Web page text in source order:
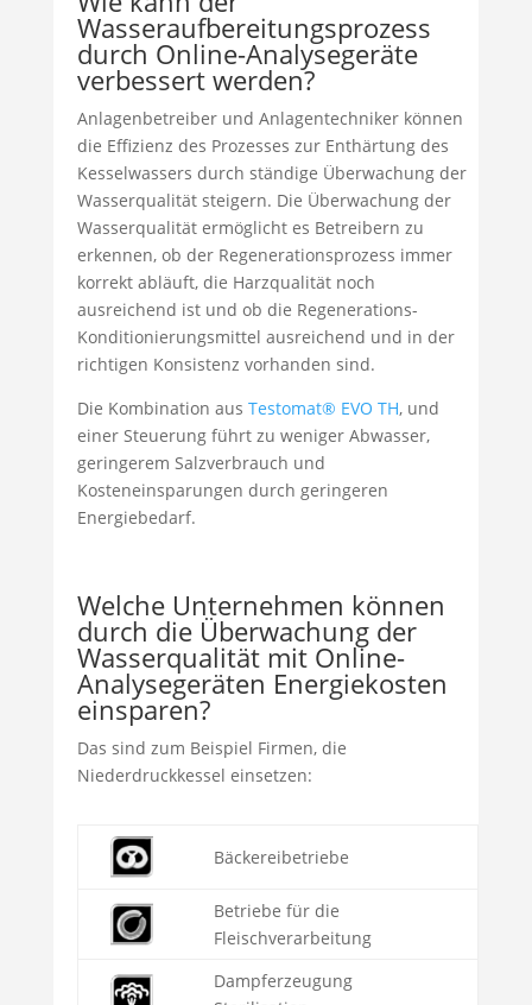
Wasseraufbereitungsprozess
durch Online-Analysegeräte
verbessert werden?
Anlagenbetreiber und Anlagentechniker können
die Effizienz des Prozesses zur Enthärtung des
Kesselwassers durch ständige Überwachung der
Wasserqualität steigern. Die Überwachung der
Wasserqualität ermöglicht es Betreibern zu
erkennen, ob der Regenerationsprozess immer
korrekt abläuft, die Harzqualität noch
ausreichend ist und ob die Regenerations-
Konditionierungsmittel ausreichend und in der
richtigen Konsistenz vorhanden sind.
Die Kombination aus Testomat® EVO TH, und
einer Steuerung führt zu weniger Abwasser,
geringerem Salzverbrauch und
Kosteneinsparungen durch geringeren
Energiebedarf.
Welche Unternehmen können
durch die Überwachung der
Wasserqualität mit Online-
Analysegeräten Energiekosten
einsparen?
Das sind zum Beispiel Firmen, die
Niederdruckkessel einsetzen:
Bäckereibetriebe
Betriebe für die
Fleischverarbeitung
Dampferzeugung